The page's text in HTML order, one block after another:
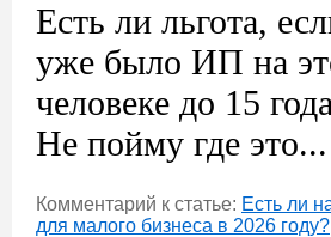
Есть ли льгота,
уже было ИП на
человеке до 15
Не пойму где это...
Комментарий к статье: Есть ли
для малого бизнеса в 2026 году?